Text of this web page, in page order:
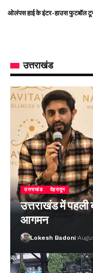
ओलंपस हाई के इंटर-हाउस फुटबॉल
उत्तराखंड
उत्तराखंड देहरादून
उत्तराखंड में पहली
आगमन
Lokesh Badoni